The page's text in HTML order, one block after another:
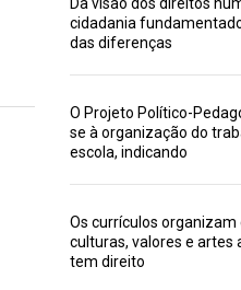
cidadania
das diferenças
O Projeto Político-
se à organização do
escola, indicando
Os currículos
culturas, valores e artes
tem direito